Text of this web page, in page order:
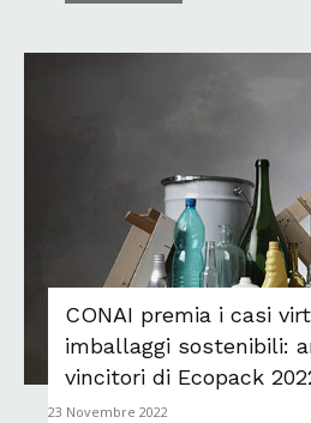
CONAI premia i casi
imballaggi sostenibili:
vincitori di Ecopack
23 Novembre 2022